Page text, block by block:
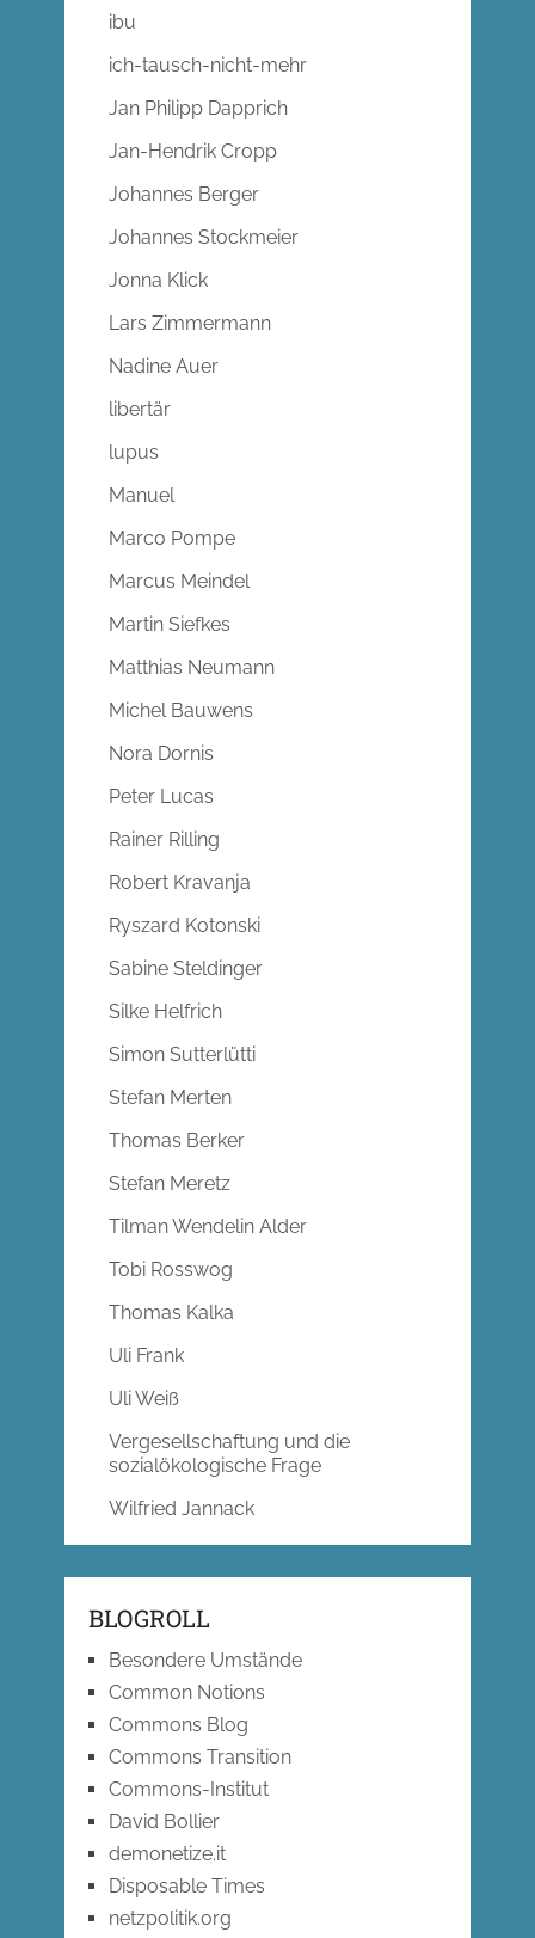
ibu
ich-tausch-nicht-mehr
Jan Philipp Dapprich
Jan-Hendrik Cropp
Johannes Berger
Johannes Stockmeier
Jonna Klick
Lars Zimmermann
Nadine Auer
libertär
lupus
Manuel
Marco Pompe
Marcus Meindel
Martin Siefkes
Matthias Neumann
Michel Bauwens
Nora Dornis
Peter Lucas
Rainer Rilling
Robert Kravanja
Ryszard Kotonski
Sabine Steldinger
Silke Helfrich
Simon Sutterlütti
Stefan Merten
Thomas Berker
Stefan Meretz
Tilman Wendelin Alder
Tobi Rosswog
Thomas Kalka
Uli Frank
Uli Weiß
Vergesellschaftung und die
sozialökologische Frage
Wilfried Jannack
BLOGROLL
Besondere Umstände
Common Notions
Commons Blog
Commons Transition
Commons-Institut
David Bollier
demonetize.it
Disposable Times
netzpolitik.org